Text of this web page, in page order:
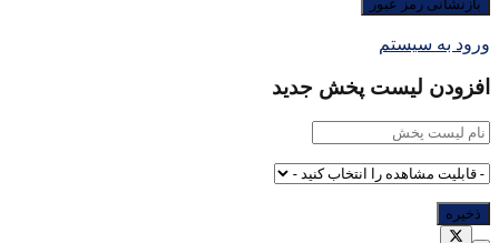
ورود به سیستم
افزودن لیست پخش جدید